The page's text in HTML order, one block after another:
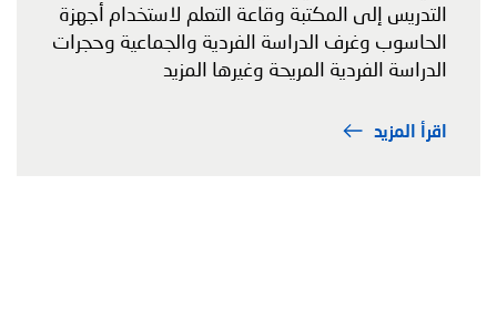
التدريس إلى المكتبة وقاعة التعلم لاستخدام أجهزة
الحاسوب وغرف الدراسة الفردية والجماعية وحجرات
الدراسة الفردية المريحة وغيرها المزيد
اقرأ المزيد